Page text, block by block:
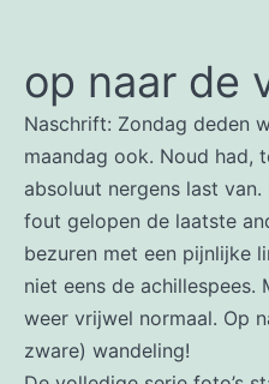
op naar de
Naschrift: Zondag deden
maandag ook. Noud had,
absoluut nergens last
fout gelopen de laatste
bezuren met een pijnlijke
niet eens de achillespees.
weer vrijwel normaal. Op
zware) wandeling!